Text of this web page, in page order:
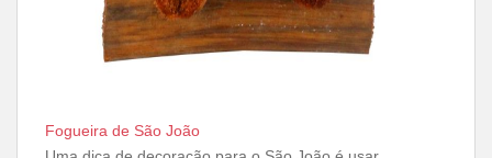
Fogueira de São João